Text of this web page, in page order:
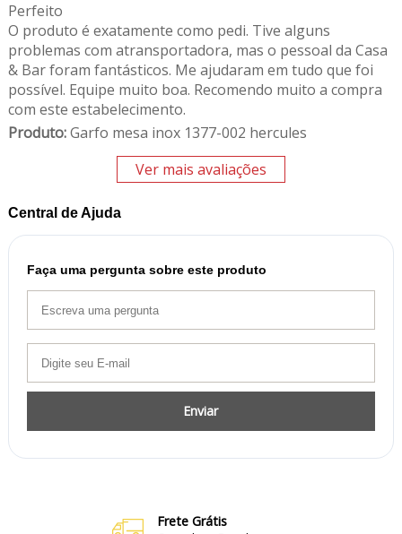
Perfeito
O produto é exatamente como pedi. Tive alguns
problemas com atransportadora, mas o pessoal da Casa
& Bar foram fantásticos. Me ajudaram em tudo que foi
possível. Equipe muito boa. Recomendo muito a compra
com este estabelecimento.
Produto:Garfo mesa inox 1377-002 hercules
Ver mais avaliações
Central de Ajuda
Faça uma pergunta sobre este produto
Enviar
Frete Grátis